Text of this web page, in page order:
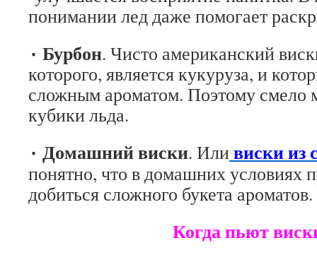
понимании лед даже помогает
٠ Бурбон. Чисто американский
которого, является кукуруза, и
сложным ароматом. Поэтому смело
кубики льда.
٠ Домашний виски. Иливиски из
понятно, что в домашних условиях
добиться сложного букета ароматов.
Когда пьют виски